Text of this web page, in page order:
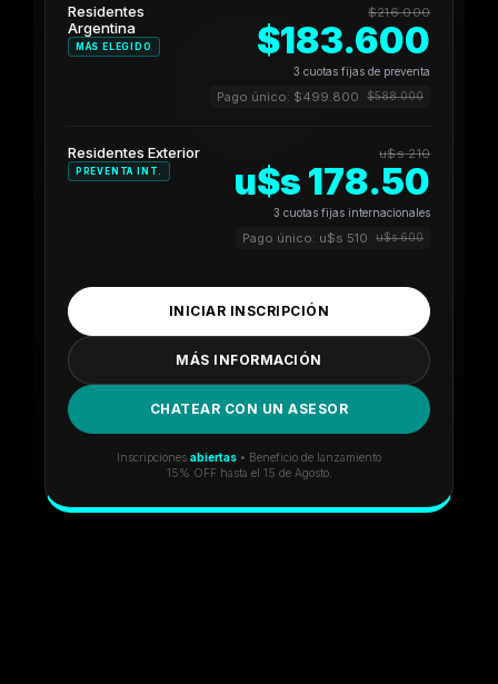
Residentes
Argentina
MÁS ELEGIDO
$216.000
$183.600
3 cuotas fijas de preventa
Pago único: $499.800 $588.000
Residentes Exterior
PREVENTA INT.
u$s 210
u$s 178.50
3 cuotas fijas internacionales
Pago único: u$s 510 u$s 600
INICIAR INSCRIPCIÓN
MÁS INFORMACIÓN
CHATEAR CON UN ASESOR
Inscripciones abiertas • Beneficio de lanzamiento
15% OFF hasta el 15 de Agosto.